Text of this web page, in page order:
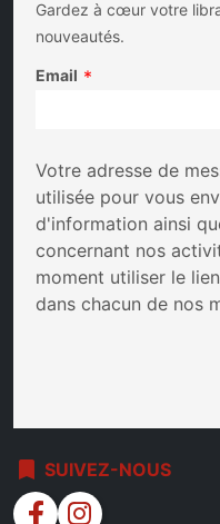
Gardez à cœur votre
nouveautés.
Email *
Votre adresse de
utilisée pour vous
d'information ainsi
concernant nos
moment utiliser le
dans chacun de nos
bookmark SUIVEZ-NOUS
facebook instagram